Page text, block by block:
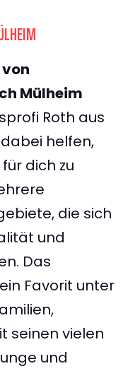
Mülheim
Roth aus
helfen,
dich zu
die sich
und
Das
Favorit unter
seinen vielen
und